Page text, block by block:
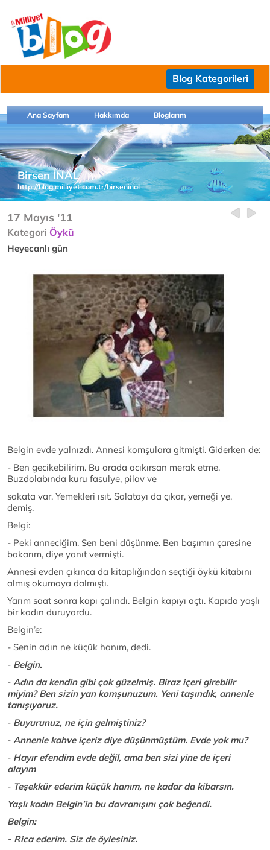
Blog Kategorileri
Ana Sayfam Hakkımda Bloglarım
Birsen İNAL
http://blog.milliyet.com.tr/birseninal
17 Mayıs '11
Kategori Öykü
Heyecanlı gün
Belgin evde yalnızdı. Annesi komşulara gitmişti. Giderken de:
- Ben gecikebilirim. Bu arada acıkırsan merak etme.
Buzdolabında kuru fasulye, pilav ve
sakata var. Yemekleri ısıt. Salatayı da çıkar, yemeği ye,
demiş.
Belgi:
- Peki anneciğim. Sen beni düşünme. Ben başımın çaresine
bakarım, diye yanıt vermişti.
Annesi evden çıkınca da kitaplığından seçtiği öykü kitabını
almış okumaya dalmıştı.
Yarım saat sonra kapı çalındı. Belgin kapıyı açtı. Kapıda yaşlı
bir kadın duruyordu.
Belgin’e:
- Senin adın ne küçük hanım, dedi.
- Belgin.
- Adın da kendin gibi çok güzelmiş. Biraz içeri girebilir
miyim? Ben sizin yan komşunuzum. Yeni taşındık, annenle
tanışıyoruz.
- Buyurunuz, ne için gelmiştiniz?
- Annenle kahve içeriz diye düşünmüştüm. Evde yok mu?
- Hayır efendim evde değil, ama ben sizi yine de içeri
alayım
- Teşekkür ederim küçük hanım, ne kadar da kibarsın.
Yaşlı kadın Belgin’in bu davranışını çok beğendi.
Belgin:
- Rica ederim. Siz de öylesiniz.